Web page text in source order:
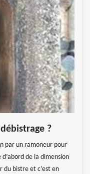
?
par un ramoneur pour
de la dimension
du bistre et c’est en